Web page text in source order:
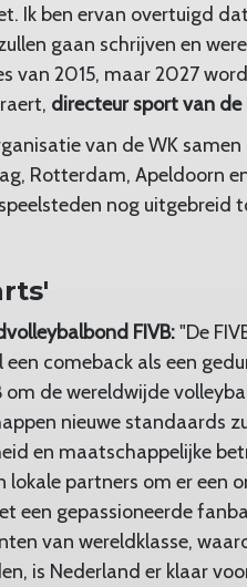
Ik ben ervan overtuigd
gaan schrijven en
van 2015, maar 2027
directeur sport van de
van de WK
Rotterdam, Apeldoorn
nog uitgebreid
FIVB:"De
comeback als een
de wereldwijde
nieuwe standaards
en maatschappelijke
partners om er een
een gepassioneerde
van wereldklasse,
is Nederland er klaar